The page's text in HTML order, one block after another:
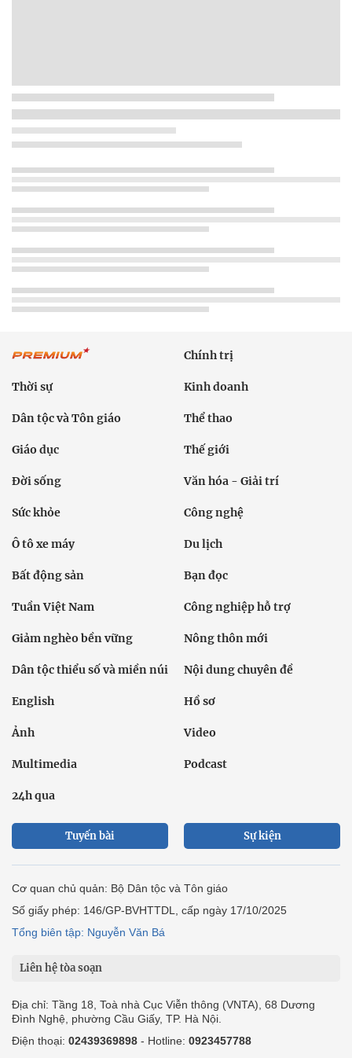
Chính trị
Thời sự Kinh doanh
Dân tộc và Tôn giáo Thể thao
Giáo dục Thế giới
Đời sống Văn hóa - Giải trí
Sức khỏe Công nghệ
Ô tô xe máy Du lịch
Bất động sản Bạn đọc
Tuần Việt Nam Công nghiệp hỗ trợ
Giảm nghèo bền vững Nông thôn mới
Dân tộc thiểu số và miền núi Nội dung chuyên đề
English Hồ sơ
Ảnh Video
Multimedia Podcast
24h qua
Tuyến bài Sự kiện
Cơ quan chủ quản: Bộ Dân tộc và Tôn giáo
Số giấy phép: 146/GP-BVHTTDL, cấp ngày 17/10/2025
Tổng biên tập: Nguyễn Văn Bá
Liên hệ tòa soạn
Địa chỉ: Tầng 18, Toà nhà Cục Viễn thông (VNTA), 68 Dương
Đình Nghệ, phường Cầu Giấy, TP. Hà Nội.
Điện thoại: 02439369898 - Hotline: 0923457788